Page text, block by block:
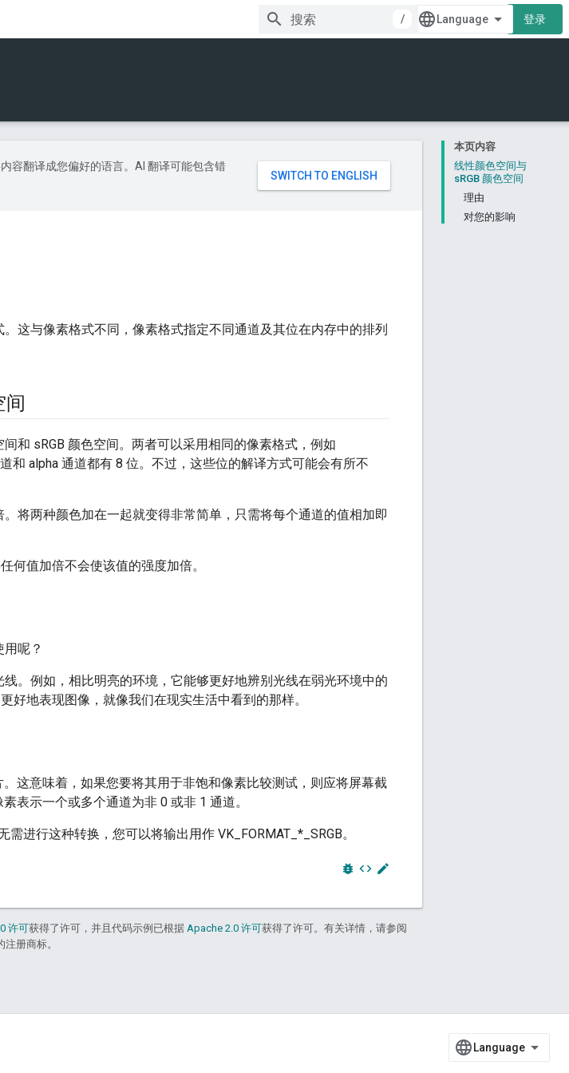
/
登录
本页内容
线性颜色空间与
sRGB 颜色空间
理由
对您的影响
容翻译成您偏好的语言。AI 翻译可能包含错
这与像素格式不同，像素格式指定不同通道及其位在内存中的排列
间
和 sRGB 颜色空间。两者可以采用相同的像素格式，例如
和 alpha 通道都有 8 位。不过，这些位的解译方式可能会有所不
将两种颜色加在一起就变得非常简单，只需将每个通道的值相加即
何值加倍不会使该值的强度加倍。
呢？
。例如，相比明亮的环境，它能够更好地辨别光线在弱光环境中的
好地表现图像，就像我们在现实生活中看到的那样。
这意味着，如果您要将其用于非饱和像素比较测试，则应将屏幕截
表示一个或多个通道为非 0 或非 1 通道。
进行这种转换，您可以将输出用作 VK_FORMAT_*_SRGB。
bug_report code edit
许可获得了许可，并且代码示例已根据 Apache 2.0 许可获得了许可。有关详情，请参阅
册商标。